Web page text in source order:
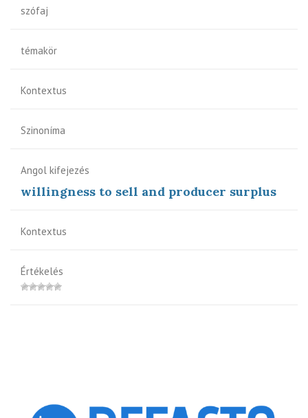
szófaj
témakör
Kontextus
Szinoníma
Angol kifejezés
willingness to sell and producer surplus
Kontextus
Értékelés